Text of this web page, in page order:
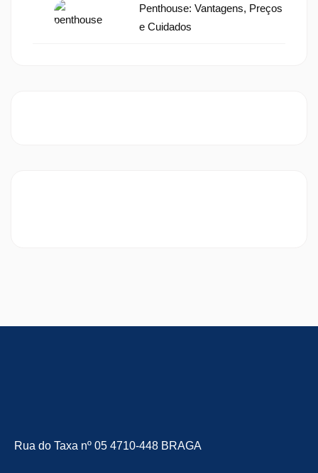
Penthouse: Vantagens, Preços
e Cuidados
Rua do Taxa nº 05 4710-448 BRAGA